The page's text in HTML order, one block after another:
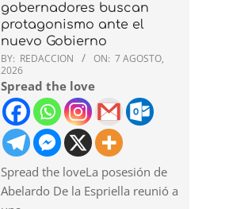
gobernadores buscan
protagonismo ante el
nuevo Gobierno
BY: REDACCION ON: 7 AGOSTO,
2026
Spread the love
Spread the loveLa posesión de
Abelardo De la Espriella reunió a